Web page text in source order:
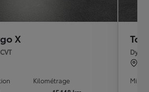
X
Kilométrage
Mise